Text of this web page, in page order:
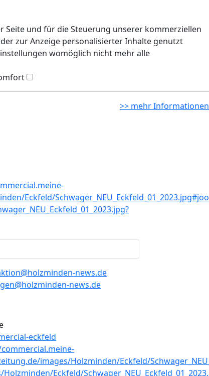
Seite und für die Steuerung unserer kommerziellen
zur Anzeige personalisierter Inhalte genutzt
womöglich nicht mehr alle
>> mehr Informationen
news.de
news.de